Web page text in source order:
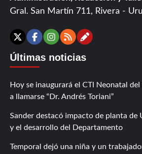
Gral. San Martín 711, Rivera -
X Facebook
Instagram
RSS
Últimas noticias
Hoy se inaugurará el CTI Neonatal
a llamarse “Dr. Andrés Toriani”
Sander destacó impacto de planta de
y el desarrollo del Departamento
Temporal dejó una niña y un